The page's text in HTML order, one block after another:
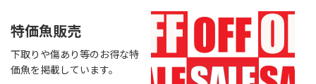
特価魚販売
下取りや傷あり等のお得な特
価魚を掲載しています。